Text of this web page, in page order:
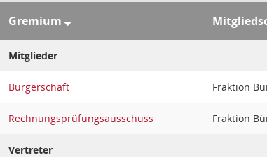
Gremium
Mitglieder
Bürgerschaft Fraktion
Rechnungsprüfungsausschuss Fraktion
Vertreter